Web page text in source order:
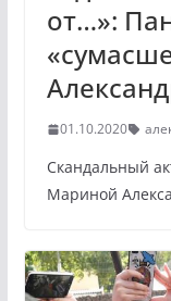
от…»:
01.10.2020
Скандальный
Мариной